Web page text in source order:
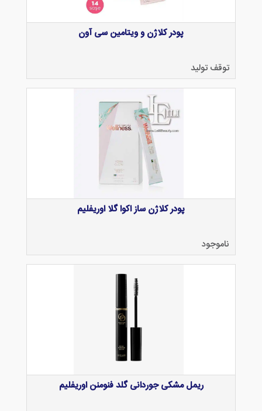
پودر کلاژن و ویتامین سی آون
توقف تولید
پودر کلاژن ساز اکوا گلا اوریفلیم
ناموجود
ریمل مشکی جوردانی گلد فنومنن اوریفلیم